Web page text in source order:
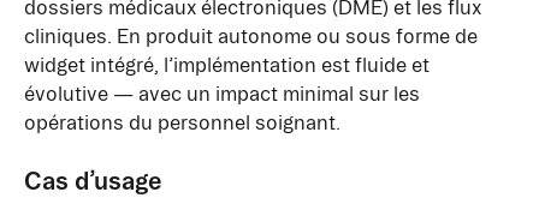
dossiers médicaux électroniques (DME) et les flux
cliniques. En produit autonome ou sous forme de
widget intégré, l’implémentation est fluide et
évolutive — avec un impact minimal sur les
opérations du personnel soignant.
Cas d’usage